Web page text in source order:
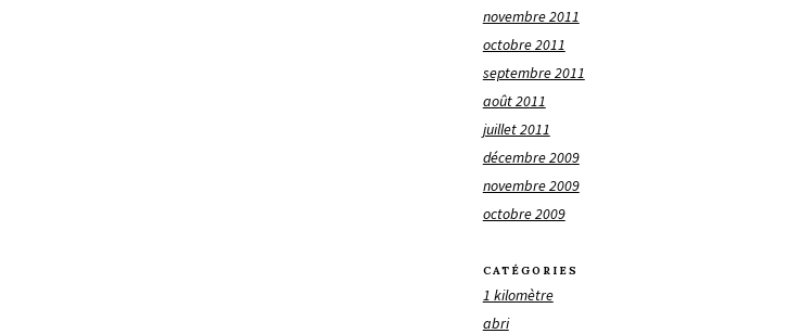
novembre 2011
octobre 2011
septembre 2011
août 2011
juillet 2011
décembre 2009
novembre 2009
octobre 2009
CATÉGORIES
1 kilomètre
abri